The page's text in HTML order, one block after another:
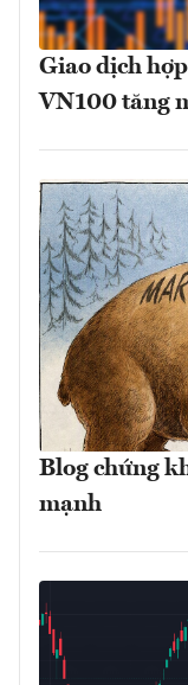
Giao dịch
VN100 tăng
Blog chứng
mạnh